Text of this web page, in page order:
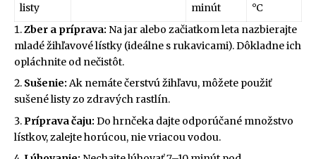
listy
minút
°C
Zber a príprava: Na jar alebo začiatkom leta nazbierajte
mladé žihľavové lístky (ideálne s rukavicami). Dôkladne ich
opláchnite od nečistôt.
Sušenie: Ak nemáte čerstvú žihľavu, môžete použiť
sušené listy zo zdravých rastlín.
Príprava čaju: Do hrnčeka dajte odporúčané množstvo
lístkov, zalejte horúcou, nie vriacou vodou.